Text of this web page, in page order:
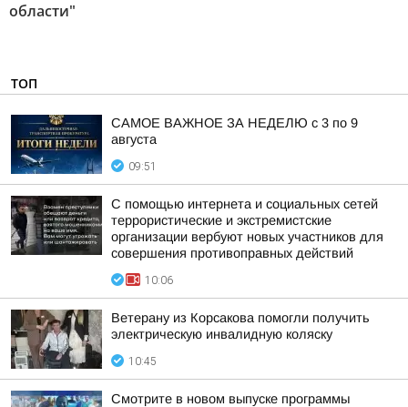
области"
ТОП
САМОЕ ВАЖНОЕ ЗА НЕДЕЛЮ с 3 по 9
августа
09:51
С помощью интернета и социальных сетей
террористические и экстремистские
организации вербуют новых участников для
совершения противоправных действий
10:06
Ветерану из Корсакова помогли получить
электрическую инвалидную коляску
10:45
Смотрите в новом выпуске программы